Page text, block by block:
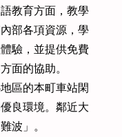
教育方面，教學
部各項資源，學
驗，並提供免費
面的協助。
區的本町車站閑
良環境。鄰近大
波」。